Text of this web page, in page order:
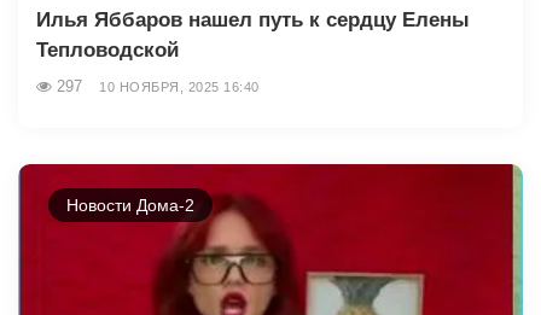
Илья Яббаров нашел путь к сердцу Елены
Тепловодской
297 10 НОЯБРЯ, 2025 16:40
Новости Дома-2